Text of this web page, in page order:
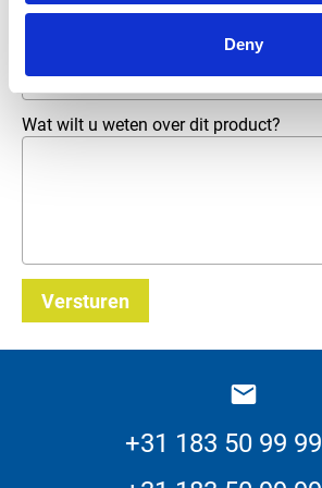
Deny
Wat wilt u weten over dit product?
Versturen
+31 183 50 99 99